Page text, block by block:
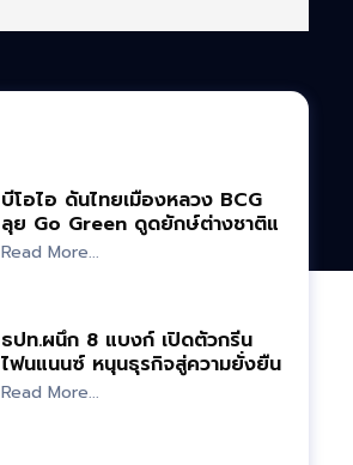
บีโอไอ ดันไทยเมืองหลวง BCG
ลุย Go Green ดูดยักษ์ต่างชาติแห่
ลงทุน
Read More...
ธปท.ผนึก 8 แบงก์ เปิดตัวกรีน
ไฟนแนนซ์ หนุนธุรกิจสู่ความยั่งยืน
Read More...